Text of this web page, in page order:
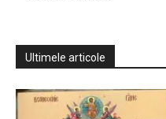
Ultimele articole